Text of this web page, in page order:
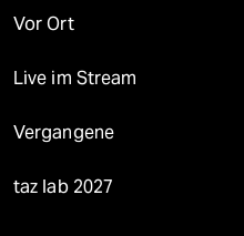
Vor Ort
Live im Stream
Vergangene
taz lab 2027